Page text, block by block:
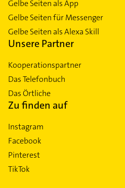
Gelbe Seiten als App
Gelbe Seiten für Messenger
Gelbe Seiten als Alexa Skill
Unsere Partner
Kooperationspartner
Das Telefonbuch
Das Örtliche
Zu finden auf
Instagram
Facebook
Pinterest
TikTok